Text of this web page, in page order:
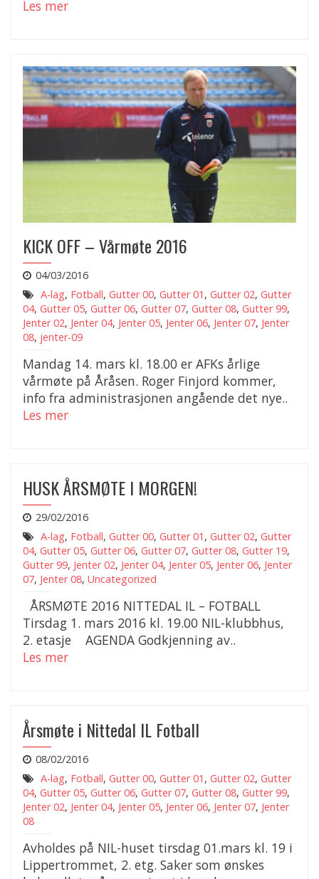
Les mer
KICK OFF – Vårmøte 2016
04/03/2016
A-lag, Fotball, Gutter 00, Gutter 01 , Gutter 02, Gutter
04, Gutter 05, Gutter 06, Gutter 07, Gutter 08, Gutter 99,
Jenter 02, Jenter 04, Jenter 05, Jenter 06, Jenter 07, Jenter
08, jenter-09
Mandag 14. mars kl. 18.00 er AFKs årlige
vårmøte på Åråsen. Roger Finjord kommer,
info fra administrasjonen angående det nye..
Les mer
HUSK ÅRSMØTE I MORGEN!
29/02/2016
A-lag, Fotball, Gutter 00, Gutter 01 , Gutter 02, Gutter
04, Gutter 05, Gutter 06, Gutter 07, Gutter 08, Gutter 19,
Gutter 99, Jenter 02, Jenter 04, Jenter 05, Jenter 06, Jenter
07, Jenter 08, Uncategorized
ÅRSMØTE 2016 NITTEDAL IL – FOTBALL
Tirsdag 1. mars 2016 kl. 19.00 NIL-klubbhus,
2. etasje AGENDA Godkjenning av..
Les mer
Årsmøte i Nittedal IL Fotball
08/02/2016
A-lag, Fotball, Gutter 00, Gutter 01 , Gutter 02, Gutter
04, Gutter 05, Gutter 06, Gutter 07, Gutter 08, Gutter 99,
Jenter 02, Jenter 04, Jenter 05, Jenter 06, Jenter 07, Jenter
08
Avholdes på NIL-huset tirsdag 01.mars kl. 19 i
Lippertrommet, 2. etg. Saker som ønskes